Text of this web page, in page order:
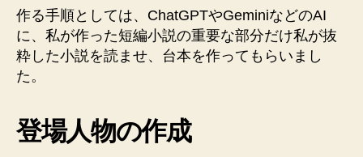
作る手順としては、ChatGPTやGeminiなどのAI
に、私が作った短編小説の重要な部分だけ私が抜
粋した小説を読ませ、台本を作ってもらいまし
た。
登場人物の作成